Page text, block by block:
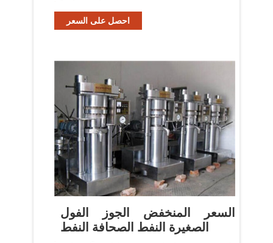
احصل على السعر
السعر المنخفض الجوز الفول
الصغيرة النفط الصحافة النفط